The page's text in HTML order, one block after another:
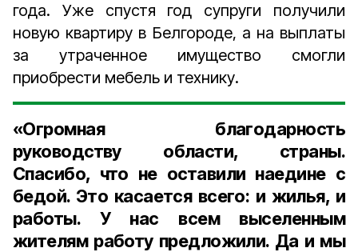
года. Уже спустя год супруги получили
новую квартиру в Белгороде, а на выплаты
за утраченное имущество смогли
приобрести мебель и технику.
«Огромная благодарность
руководству области, страны.
Спасибо, что не оставили наедине с
бедой. Это касается всего: и жилья, и
работы. У нас всем выселенным
жителям работу предложили. Да и мы